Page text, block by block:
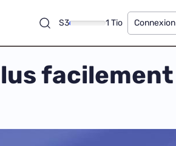
S3 1 Tio Connexion
facilement